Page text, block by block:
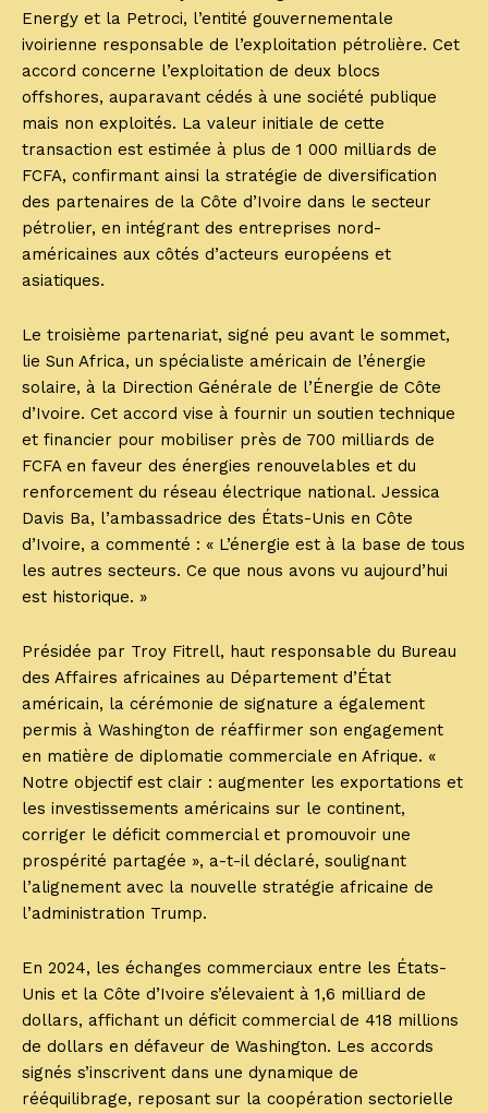
Energy et la Petroci, l’entité gouvernementale
ivoirienne responsable de l’exploitation pétrolière. Cet
accord concerne l’exploitation de deux blocs
offshores, auparavant cédés à une société publique
mais non exploités. La valeur initiale de cette
transaction est estimée à plus de 1 000 milliards de
FCFA, confirmant ainsi la stratégie de diversification
des partenaires de la Côte d’Ivoire dans le secteur
pétrolier, en intégrant des entreprises nord-
américaines aux côtés d’acteurs européens et
asiatiques.
Le troisième partenariat, signé peu avant le sommet,
lie Sun Africa, un spécialiste américain de l’énergie
solaire, à la Direction Générale de l’Énergie de Côte
d’Ivoire. Cet accord vise à fournir un soutien technique
et financier pour mobiliser près de 700 milliards de
FCFA en faveur des énergies renouvelables et du
renforcement du réseau électrique national. Jessica
Davis Ba, l’ambassadrice des États-Unis en Côte
d’Ivoire, a commenté : « L’énergie est à la base de tous
les autres secteurs. Ce que nous avons vu aujourd’hui
est historique. »
Présidée par Troy Fitrell, haut responsable du Bureau
des Affaires africaines au Département d’État
américain, la cérémonie de signature a également
permis à Washington de réaffirmer son engagement
en matière de diplomatie commerciale en Afrique. «
Notre objectif est clair : augmenter les exportations et
les investissements américains sur le continent,
corriger le déficit commercial et promouvoir une
prospérité partagée », a-t-il déclaré, soulignant
l’alignement avec la nouvelle stratégie africaine de
l’administration Trump.
En 2024, les échanges commerciaux entre les États-
Unis et la Côte d’Ivoire s’élevaient à 1,6 milliard de
dollars, affichant un déficit commercial de 418 millions
de dollars en défaveur de Washington. Les accords
signés s’inscrivent dans une dynamique de
rééquilibrage, reposant sur la coopération sectorielle